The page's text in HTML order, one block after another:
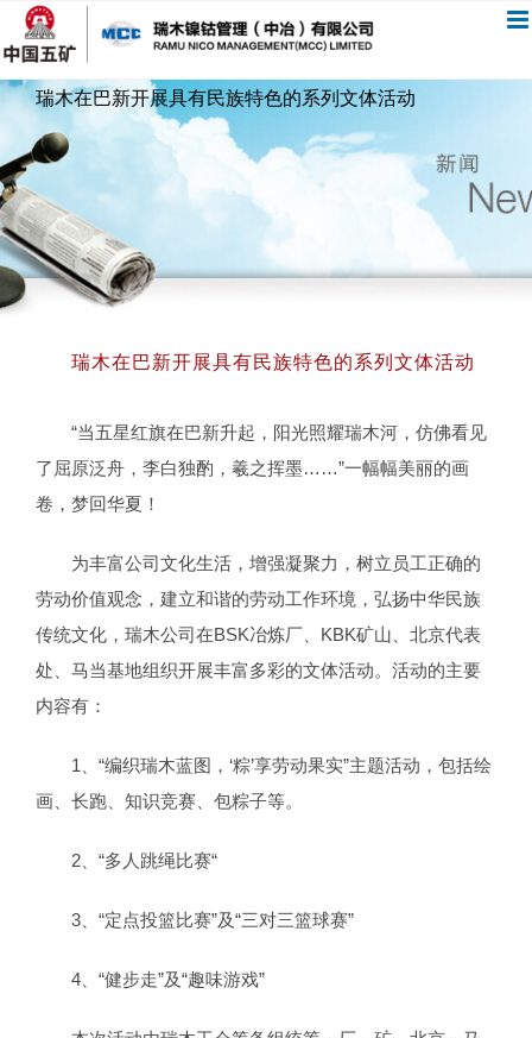
过
内
瑞木在巴新开展具有民族特色的系列文体活动
瑞木在巴新开展具有民族特色的系列文体活动
“当五星红旗在巴新升起，阳光照耀瑞木河，仿佛看见
了屈原泛舟，李白独酌，羲之挥墨……”一幅幅美丽的画
卷，梦回华夏！
为丰富公司文化生活，增强凝聚力，树立员工正确的
劳动价值观念，建立和谐的劳动工作环境，弘扬中华民族
传统文化，瑞木公司在BSK冶炼厂、KBK矿山、北京代表
处、马当基地组织开展丰富多彩的文体活动。活动的主要
内容有：
1、“编织瑞木蓝图，‘粽’享劳动果实”主题活动，包括绘
画、长跑、知识竞赛、包粽子等。
2、“多人跳绳比赛“
3、“定点投篮比赛”及“三对三篮球赛”
4、“健步走”及“趣味游戏”